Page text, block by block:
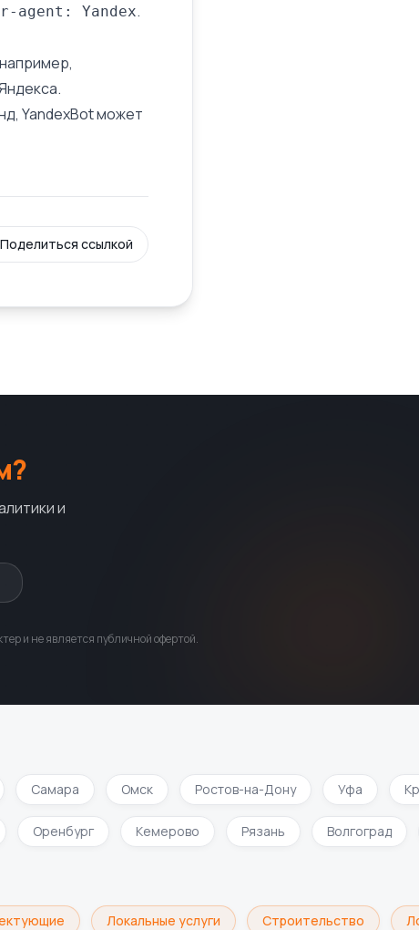
agent: Yandex.
YandexBot может
Поделиться ссылкой
и
и не является публичной офертой.
Самара Омск Ростов-на-Дону Уфа
Оренбург Кемерово Рязань Волгоград
Локальные услуги Строительство